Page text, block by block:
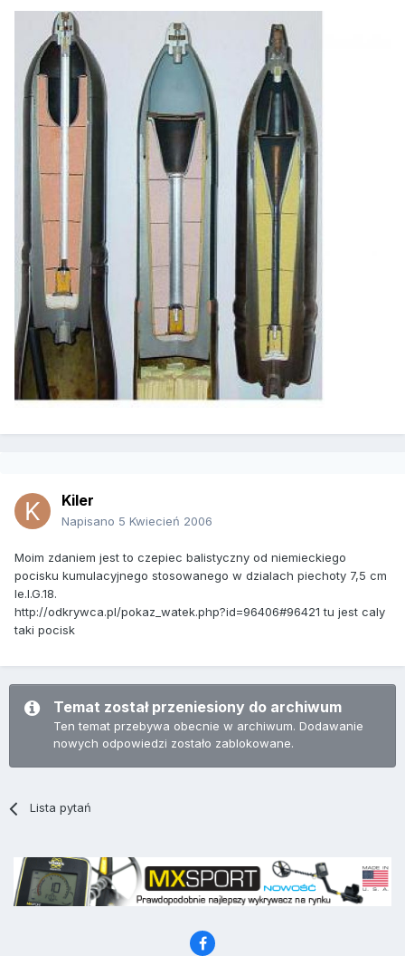
Kiler
Napisano 5 Kwiecień 2006
Moim zdaniem jest to czepiec balistyczny od niemieckiego
pocisku kumulacyjnego stosowanego w dzialach piechoty 7,5 cm
le.I.G.18.
http://odkrywca.pl/pokaz_watek.php?id=96406#96421 tu jest caly
taki pocisk
Temat został przeniesiony do archiwum
Ten temat przebywa obecnie w archiwum. Dodawanie
nowych odpowiedzi zostało zablokowane.
Lista pytań